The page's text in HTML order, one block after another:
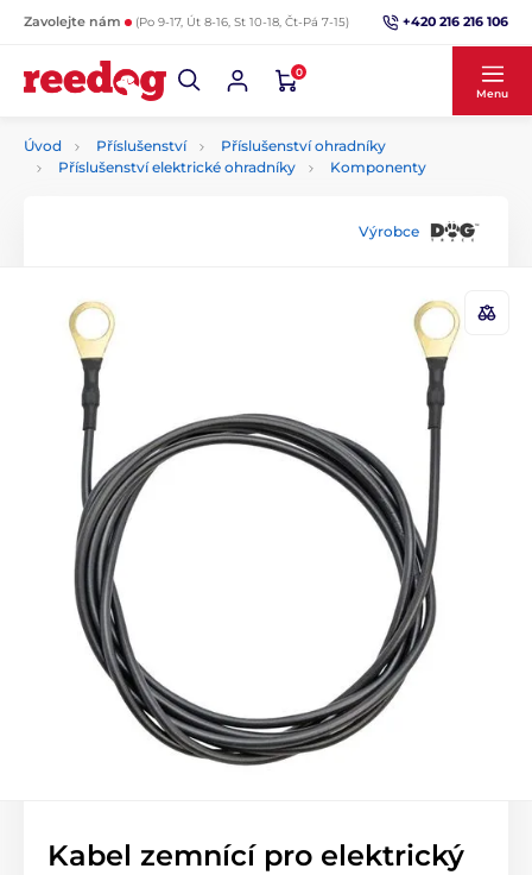
Zavolejte nám (Po 9-17, Út 8-16, St 10-18, Čt-Pá 7-15) +420 216 216 106
0
Menu
Úvod Příslušenství
Příslušenství ohradníky
Příslušenství elektrické ohradníky
Komponenty
Výrobce
Kabel zemnící pro elektrický